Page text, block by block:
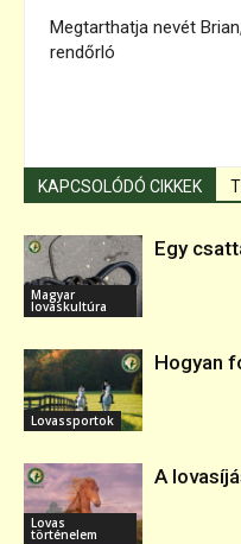
Megtarthatja nevét
rendőrló
KAPCSOLÓDÓ CIKKEK
Magyar
lovaskultúra
Egy
Lovassportok
Hogyan
Lovas
történelem
A